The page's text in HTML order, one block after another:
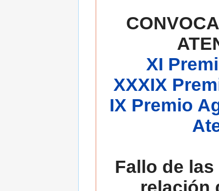
XI
XXXIX
IX Premio
Fallo de